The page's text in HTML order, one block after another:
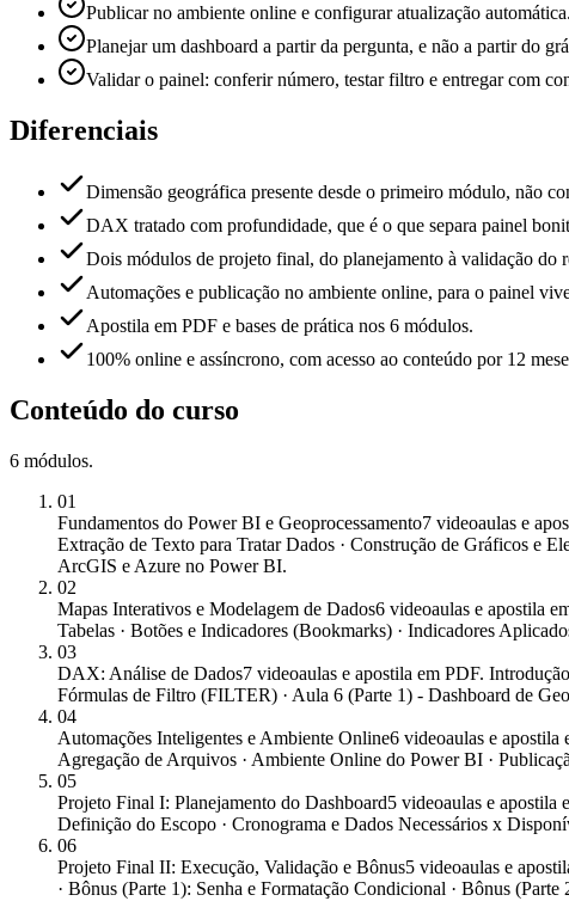
Publicar no ambiente online e configurar atualização automática.
Planejar um dashboard a partir da pergunta, e não a partir do
Validar o painel: conferir número, testar filtro e entregar com
Diferenciais
Dimensão geográfica presente desde o primeiro módulo, não
DAX tratado com profundidade, que é o que separa painel
Dois módulos de projeto final, do planejamento à validação do
Automações e publicação no ambiente online, para o painel
Apostila em PDF e bases de prática nos 6 módulos.
100% online e assíncrono, com acesso ao conteúdo por 12
Conteúdo do curso
6 módulos.
01
Fundamentos do Power BI e Geoprocessamento7 videoaulas e
Extração de Texto para Tratar Dados · Construção de Gráficos e
ArcGIS e Azure no Power BI.
02
Mapas Interativos e Modelagem de Dados6 videoaulas e apostila
Tabelas · Botões e Indicadores (Bookmarks) · Indicadores
03
DAX: Análise de Dados7 videoaulas e apostila em PDF.
Fórmulas de Filtro (FILTER) · Aula 6 (Parte 1) - Dashboard de
04
Automações Inteligentes e Ambiente Online6 videoaulas e apostila
Agregação de Arquivos · Ambiente Online do Power BI ·
05
Projeto Final I: Planejamento do Dashboard5 videoaulas e apostila
Definição do Escopo · Cronograma e Dados Necessários x
06
Projeto Final II: Execução, Validação e Bônus5 videoaulas e
· Bônus (Parte 1): Senha e Formatação Condicional · Bônus